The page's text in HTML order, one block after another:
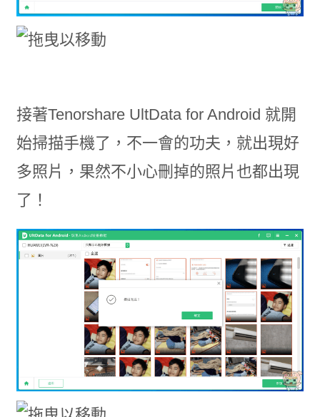
接著Tenorshare UltData for Android 就開
始掃描手機了，不一會的功夫，就出現好
多照片，果然不小心刪掉的照片也都出現
了！